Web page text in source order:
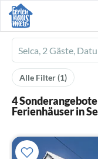
Ferienhausmiete
logo
Alle Filter(1)
4
Ferienhäuser in